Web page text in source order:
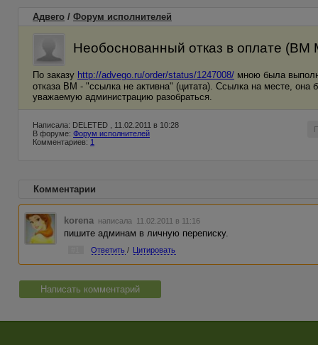
Адвего / Форум исполнителей
Необоснованный отказ в оплате (ВМ
По заказу http://advego.ru/order/status/1247008/ мною была
отказа ВМ - "ссылка не активна" (цитата). Ссылка на месте,
уважаемую администрацию разобраться.
Написала: DELETED , 11.02.2011 в 10:28
В форуме: Форум исполнителей
Комментариев: 1
Комментарии
korena написала 11.02.2011 в 11:16
пишите админам в личную переписку.
Ответить / Цитировать
Написать комментарий